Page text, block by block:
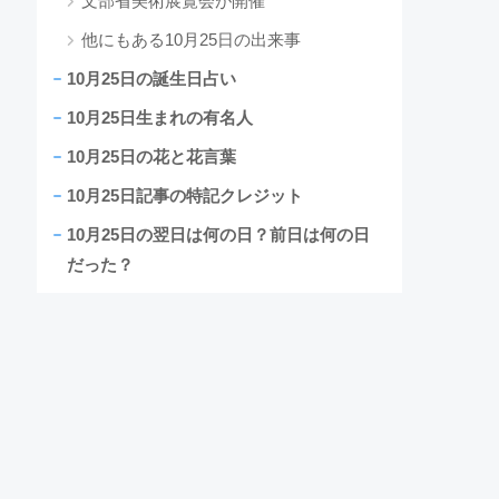
他にもある10月25日の出来事
10月25日の誕生日占い
10月25日生まれの有名人
10月25日の花と花言葉
10月25日記事の特記クレジット
10月25日の翌日は何の日？前日は何の日
だった？